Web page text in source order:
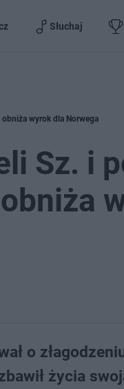
Słuchaj
wyrok dla Norwega
Sz. i
o
życia